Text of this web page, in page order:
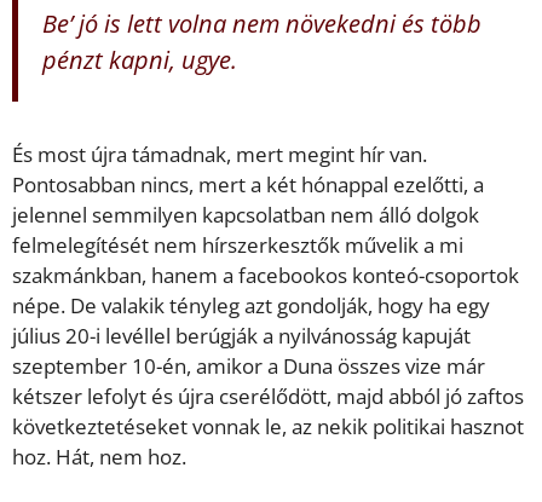
Be’ jó is lett volna nem növekedni és több
pénzt kapni, ugye.
És most újra támadnak, mert megint hír van.
Pontosabban nincs, mert a két hónappal ezelőtti, a
jelennel semmilyen kapcsolatban nem álló dolgok
felmelegítését nem hírszerkesztők művelik a mi
szakmánkban, hanem a facebookos konteó-csoportok
népe. De valakik tényleg azt gondolják, hogy ha egy
július 20-i levéllel berúgják a nyilvánosság kapuját
szeptember 10-én, amikor a Duna összes vize már
kétszer lefolyt és újra cserélődött, majd abból jó zaftos
következtetéseket vonnak le, az nekik politikai hasznot
hoz. Hát, nem hoz.